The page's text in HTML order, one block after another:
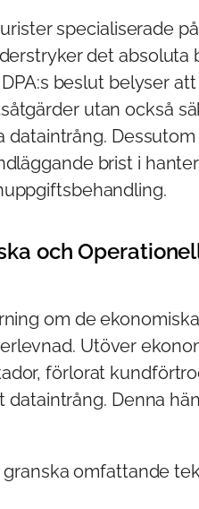
specialiserade
det absoluta
beslut belyser
utan också
Dessutom
brist i
och
om de ekonomiska
Utöver
förlorat
Denna
omfattande